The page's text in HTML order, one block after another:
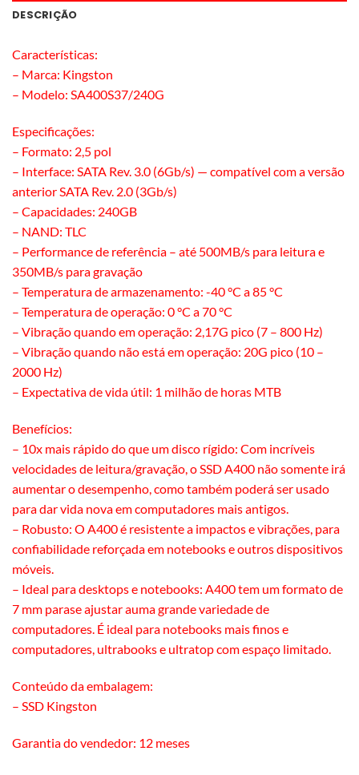
DESCRIÇÃO
Características:
– Marca: Kingston
– Modelo: SA400S37/240G
Especificações:
– Formato: 2,5 pol
– Interface: SATA Rev. 3.0 (6Gb/s) — compatível com a versão
anterior SATA Rev. 2.0 (3Gb/s)
– Capacidades: 240GB
– NAND: TLC
– Performance de referência – até 500MB/s para leitura e
350MB/s para gravação
– Temperatura de armazenamento: -40 °C a 85 °C
– Temperatura de operação: 0 °C a 70 °C
– Vibração quando em operação: 2,17G pico (7 – 800 Hz)
– Vibração quando não está em operação: 20G pico (10 –
2000 Hz)
– Expectativa de vida útil: 1 milhão de horas MTB
Benefícios:
– 10x mais rápido do que um disco rígido: Com incríveis
velocidades de leitura/gravação, o SSD A400 não somente irá
aumentar o desempenho, como também poderá ser usado
para dar vida nova em computadores mais antigos.
– Robusto: O A400 é resistente a impactos e vibrações, para
confiabilidade reforçada em notebooks e outros dispositivos
móveis.
– Ideal para desktops e notebooks: A400 tem um formato de
7 mm parase ajustar auma grande variedade de
computadores. É ideal para notebooks mais finos e
computadores, ultrabooks e ultratop com espaço limitado.
Conteúdo da embalagem:
– SSD Kingston
Garantia do vendedor: 12 meses